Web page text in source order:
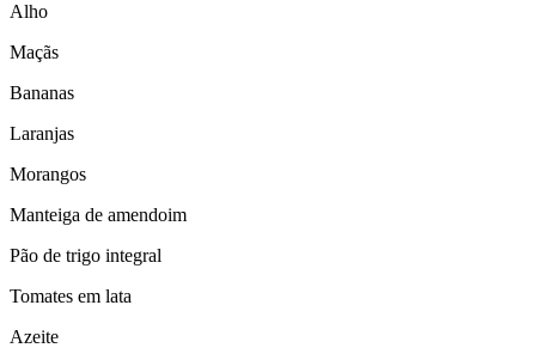
Alho
Maçãs
Bananas
Laranjas
Morangos
Manteiga de amendoim
Pão de trigo integral
Tomates em lata
Azeite